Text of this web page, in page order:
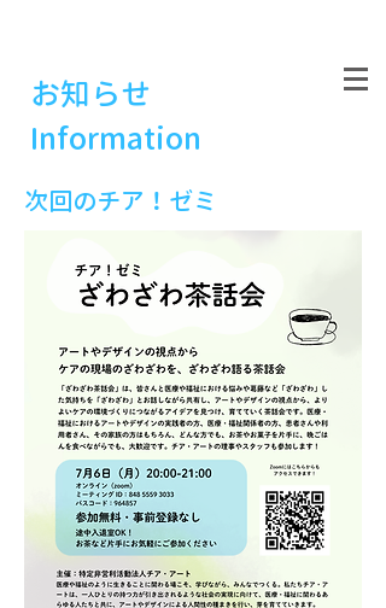
​お知らせ
Information
​次回のチア！ゼミ